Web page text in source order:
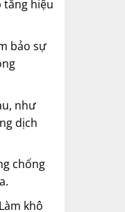
tăng hiệu
bảo sự
như
dịch
chống
khô